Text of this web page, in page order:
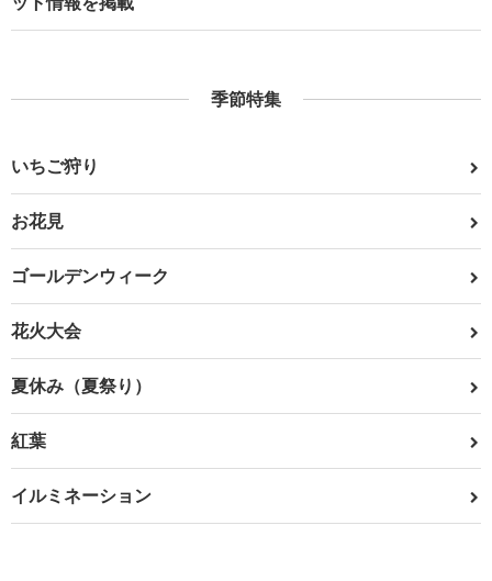
季節特集
いちご狩り
お花見
ゴールデンウィーク
花火大会
夏休み（夏祭り）
紅葉
イルミネーション